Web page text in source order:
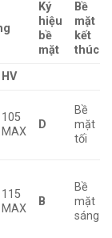
Ký
hiệu
bề
mặt
Bề
mặt
kết
thúc
HV
105
MAX
D
Bề
mặt
tối
115
MAX
B
Bề
mặt
sáng